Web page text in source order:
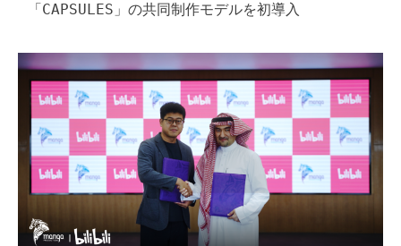
「CAPSULES」の共同制作モデルを初導入